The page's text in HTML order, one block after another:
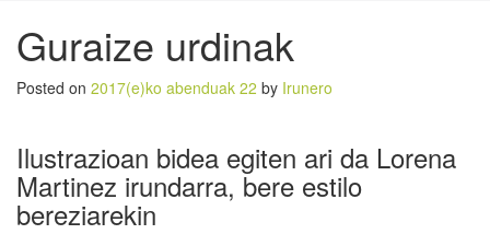
Guraize urdinak
Posted on 2017(e)ko abenduak 22 by Irunero
Ilustrazioan bidea egiten ari da Lorena
Martinez irundarra, bere estilo
bereziarekin